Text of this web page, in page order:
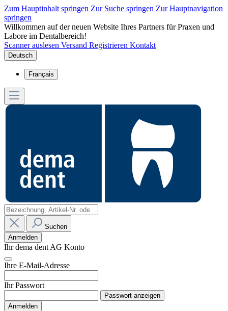
Zum Hauptinhalt springen Zur Suche springen Zur Hauptnavigation
springen
Willkommen auf der neuen Website Ihres Partners für Praxen und
Labore im Dentalbereich!
Scanner auslesen Versand Registrieren Kontakt
Deutsch
Français
Suchen
Anmelden
Ihr dema dent AG Konto
Ihre E-Mail-Adresse
Ihr Passwort
Passwort anzeigen
Anmelden